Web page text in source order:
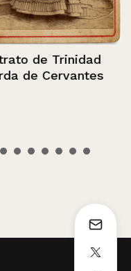
de Trinidad
de Cervantes